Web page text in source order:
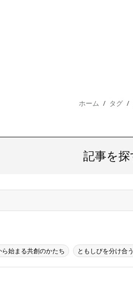
ホーム タグ
記事を探
ら始まる共創のかたち ともしびを分け合